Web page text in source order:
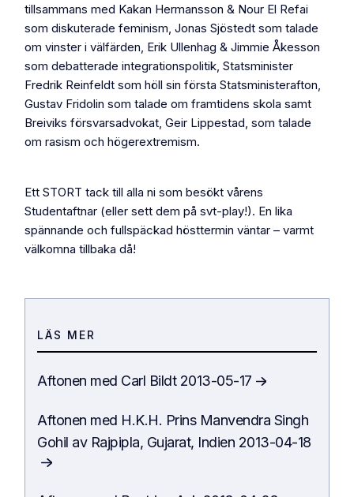
tillsammans med Kakan Hermansson & Nour El Refai
som diskuterade feminism, Jonas Sjöstedt som talade
om vinster i välfärden, Erik Ullenhag & Jimmie Åkesson
som debatterade integrationspolitik, Statsminister
Fredrik Reinfeldt som höll sin första Statsministerafton,
Gustav Fridolin som talade om framtidens skola samt
Breiviks försvarsadvokat, Geir Lippestad, som talade
om rasism och högerextremism.
Ett STORT tack till alla ni som besökt vårens
Studentaftnar (eller sett dem på svt-play!). En lika
spännande och fullspäckad hösttermin väntar – varmt
välkomna tillbaka då!
LÄS MER
Aftonen med Carl Bildt 2013-05-17
Aftonen med H.K.H. Prins Manvendra Singh
Gohil av Rajpipla, Gujarat, Indien 2013-04-18